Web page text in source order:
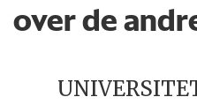
over de